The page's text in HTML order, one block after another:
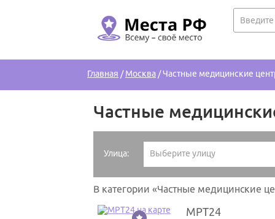
Главная /Москва /Частные медицинские
Частные
Улица: Выберите улицу
В категории «Частные медицинские
1 МРТ24